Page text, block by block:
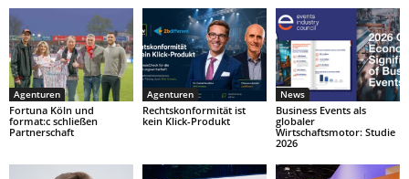
Agenturen
Fortuna Köln und
format:c schließen
Partnerschaft
Agenturen
Rechtskonformität ist
kein Klick-Produkt
News
Business Events als
globaler
Wirtschaftsmotor: Studie
2026